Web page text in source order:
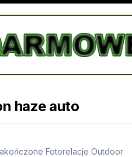
haze auto
Fotorelacje Outdoor